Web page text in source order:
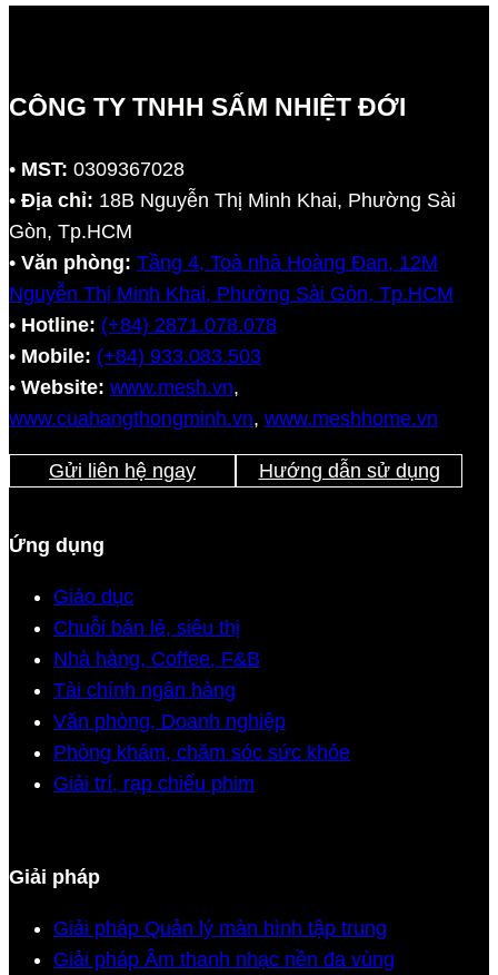
CÔNG TY TNHH SẤM NHIỆT ĐỚI
• MST: 0309367028
• Địa chỉ: 18B Nguyễn Thị Minh Khai, Phường Sài
Gòn, Tp.HCM
• Văn phòng: Tầng 4, Toà nhà Hoàng Đan, 12M
Nguyễn Thị Minh Khai, Phường Sài Gòn, Tp.HCM
• Hotline: (+84) 2871.078.078
• Mobile: (+84) 933.083.503
• Website: www.mesh.vn,
www.cuahangthongminh.vn, www.meshhome.vn
Gửi liên hệ ngay Hướng dẫn sử dụng
Ứng dụng
Giáo dục
Chuỗi bán lẻ, siêu thị
Nhà hàng, Coffee, F&B
Tài chính ngân hàng
Văn phòng, Doanh nghiệp
Phòng khám, chăm sóc sức khỏe
Giải trí, rạp chiếu phim
Giải pháp
Giải pháp Quản lý màn hình tập trung
Giải pháp Âm thanh nhạc nền đa vùng